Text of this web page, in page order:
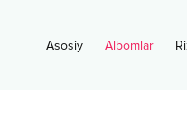
Asosiy Albomlar